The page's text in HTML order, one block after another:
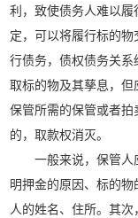
利，致使债务人难以
定，可以将履行标的
行债务，债权债务关
取标的物及其孳息，
保管所需的保管或者
的，取款权消灭。
一般来说，保管
明押金的原因、标的
人的姓名、住所。其